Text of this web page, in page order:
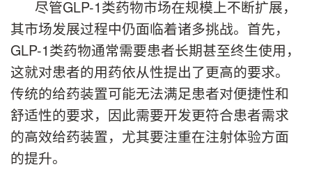
尽管GLP-1类药物市场在规模上不断扩展，
其市场发展过程中仍面临着诸多挑战。首先，
GLP-1类药物通常需要患者长期甚至终生使用，
这就对患者的用药依从性提出了更高的要求。
传统的给药装置可能无法满足患者对便捷性和
舒适性的要求，因此需要开发更符合患者需求
的高效给药装置，尤其要注重在注射体验方面
的提升。